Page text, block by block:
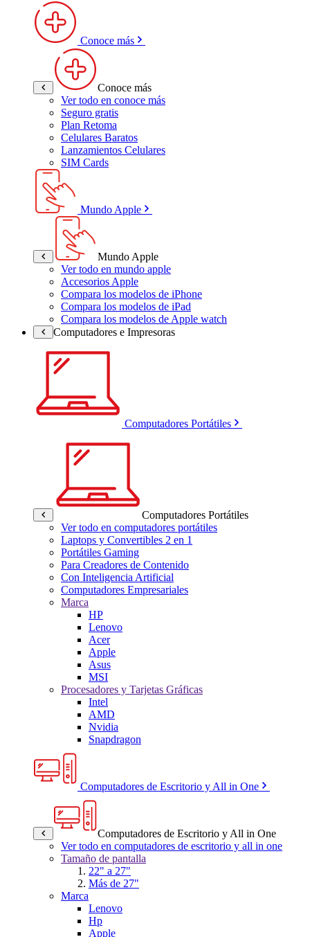
Conoce más
Conoce más
Ver todo en conoce más
Seguro gratis
Plan Retoma
Celulares Baratos
Lanzamientos Celulares
SIM Cards
Mundo Apple
Mundo Apple
Ver todo en mundo apple
Accesorios Apple
Compara los modelos de iPhone
Compara los modelos de iPad
Compara los modelos de Apple watch
Computadores e Impresoras
Computadores Portátiles
Computadores Portátiles
Ver todo en computadores portátiles
Laptops y Convertibles 2 en 1
Portátiles Gaming
Para Creadores de Contenido
Con Inteligencia Artificial
Computadores Empresariales
Marca
HP
Lenovo
Acer
Apple
Asus
MSI
Procesadores y Tarjetas Gráficas
Intel
AMD
Nvidia
Snapdragon
Computadores de Escritorio y All in One
Computadores de Escritorio y All in One
Ver todo en computadores de escritorio y all in one
Tamaño de pantalla
22" a 27"
Más de 27"
Marca
Lenovo
Hp
Apple